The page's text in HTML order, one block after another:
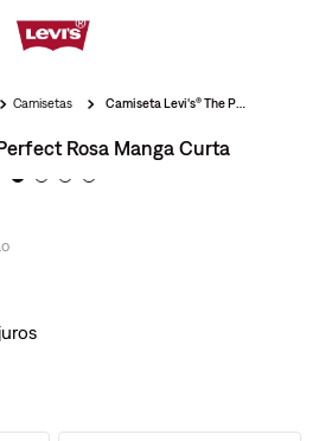
Camisetas
Rosa Manga Curta